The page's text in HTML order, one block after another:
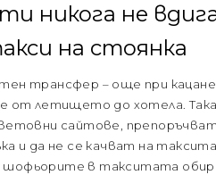
никога не
на стоянка
трансфер – още при
от летището до хотела.
сайтове,
и да не се качват на
в такситата